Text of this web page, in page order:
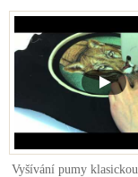
Vyšívání pumy